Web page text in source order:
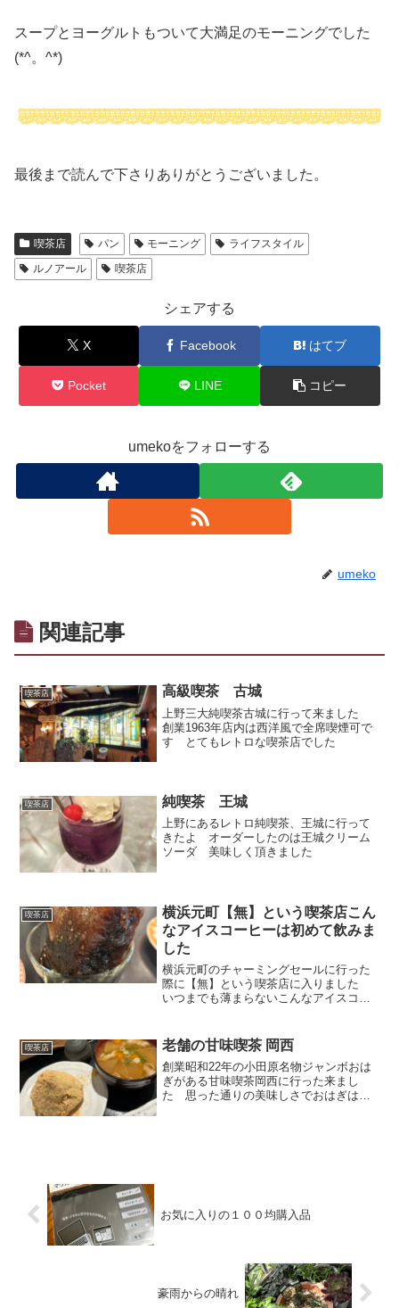
スープとヨーグルトもついて大満足のモーニングでした
(*^。^*)
最後まで読んで下さりありがとうございました。
喫茶店 パン モーニング
ライフスタイル
ルノアール
喫茶店
シェアする
X Facebook はてブ
Pocket LINE コピー
umekoをフォローする
umeko
関連記事
喫茶店 高級喫茶 古城
上野三大純喫茶古城に行って来ました
創業1963年店内は西洋風で全席喫煙可で
す とてもレトロな喫茶店でした
喫茶店 純喫茶 王城
上野にあるレトロ純喫茶、王城に行って
きたよ オーダーしたのは王城クリーム
ソーダ 美味しく頂きました
喫茶店
横浜元町【無】という喫茶店こん
なアイスコーヒーは初めて飲みま
した
横浜元町のチャーミングセールに行った
際に【無】という喫茶店に入りました
いつまでも薄まらないこんなアイスコー
喫茶店 老舗の甘味喫茶 岡西
創業昭和22年の小田原名物ジャンボおは
ぎがある甘味喫茶岡西に行った来まし
た 思った通りの美味しさでおはぎは上
お気に入りの１００均購入品
豪雨からの晴れ